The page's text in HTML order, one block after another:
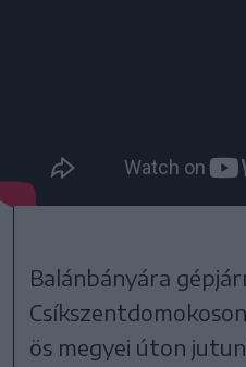
Balánbányára
ös megyei úton